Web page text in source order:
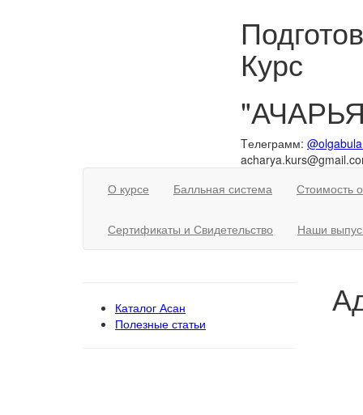
Курс
Tелеграмм:
О курсе
Балльная система Стоимость
Сертификаты и Свидетельство Наши
Каталог Асан
Полезные статьи